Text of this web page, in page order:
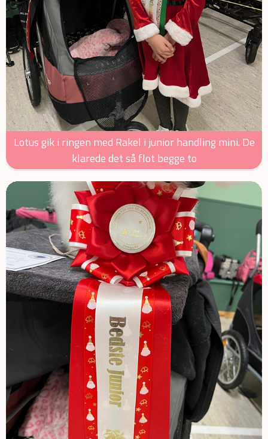
Lotus gik i ringen med Rakel i junior handling mini. De
klarede det så flot begge to